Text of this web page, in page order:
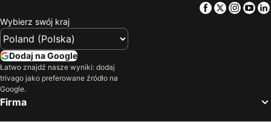
Facebook
Twitter
Wybierz swój kraj
Dodaj na Google
Łatwo znajdź nasze wyniki: dodaj
trivago jako preferowane źródło na
Google.
Firma